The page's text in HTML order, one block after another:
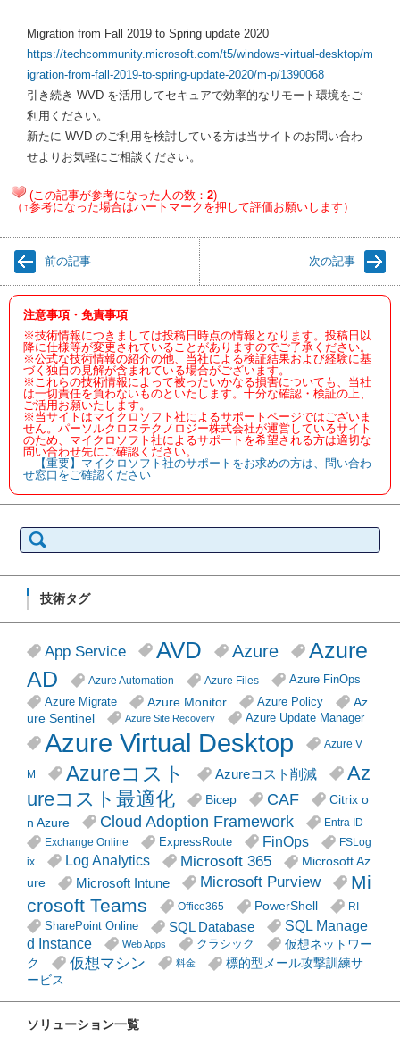
Migration from Fall 2019 to Spring update 2020
https://techcommunity.microsoft.com/t5/windows-virtual-desktop/m
igration-from-fall-2019-to-spring-update-2020/m-p/1390068
引き続き WVD を活用してセキュアで効率的なリモート環境をご
利用ください。
新たに WVD のご利用を検討している方は当サイトのお問い合わ
せよりお気軽にご相談ください。
(この記事が参考になった人の数： 2)
（↑参考になった場合はハートマークを押して評価お願いします）
前の記事 次の記事
注意事項・免責事項
※技術情報につきましては投稿日時点の情報となります。投稿日以
降に仕様等が変更されていることがありますのでご了承ください。
※公式な技術情報の紹介の他、当社による検証結果および経験に基
づく独自の見解が含まれている場合がございます。
※これらの技術情報によって被ったいかなる損害についても、当社
は一切責任を負わないものといたします。十分な確認・検証の上、
ご活用お願いたします。
※当サイトはマイクロソフト社によるサポートページではございま
せん。パーソルクロステクノロジー株式会社が運営しているサイト
のため、マイクロソフト社によるサポートを希望される方は適切な
問い合わせ先にご確認ください。
【重要】マイクロソフト社のサポートをお求めの方は、問い合わ
せ窓口をご確認ください
索:
技術タグ
App Service AVD Azure
Azure
AD
Azure Automation Azure Files
Azure FinOps
Azure Migrate
Azure Monitor Azure Policy
Az
ure Sentinel
Azure Site Recovery Azure Update Manager
Azure Virtual Desktop Azure V
M Azureコスト Azureコスト削減
Az
ureコスト最適化
Bicep CAF
Citrix o
n Azure
Cloud Adoption Framework
Entra ID
Exchange Online
ExpressRoute FinOps
FSLog
ix
Log Analytics Microsoft 365
Microsoft Az
ure
Microsoft Intune Microsoft Purview
Mi
crosoft Teams
Office365 PowerShell RI
SharePoint Online SQL Database
SQL Manage
d Instance
Web Apps クラシック
仮想ネットワー
ク
仮想マシン 料金
標的型メール攻撃訓練サ
ービス
ソリューション一覧